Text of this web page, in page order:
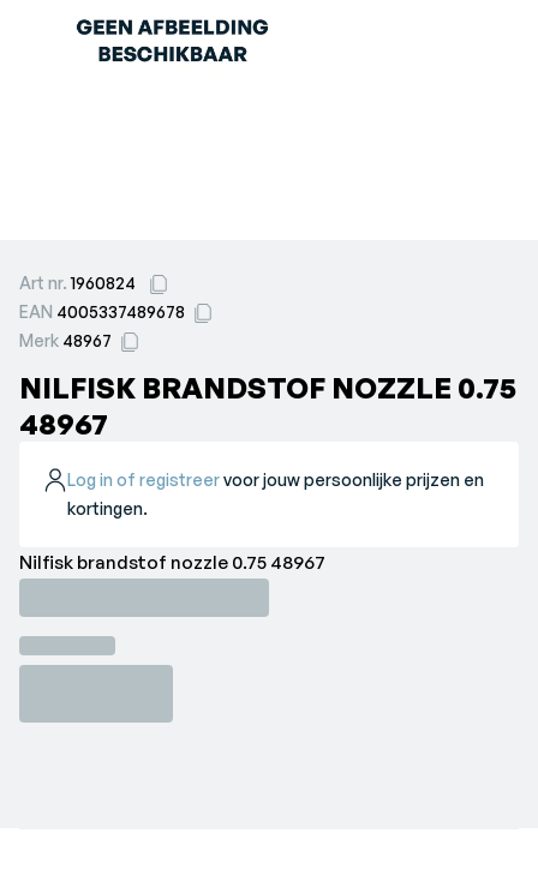
Art nr.1960824
EAN 4005337489678
Merk 48967
NILFISK BRANDSTOF NOZZLE 0.75
48967
Log in of registreervoor jouw persoonlijke prijzen en
kortingen.
Nilfisk brandstof nozzle 0.75 48967